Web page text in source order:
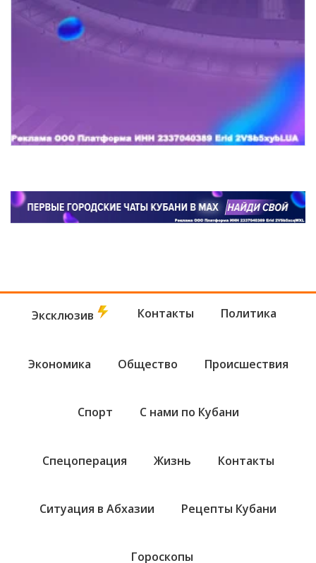
Эксклюзив Контакты Политика
Экономика Общество Происшествия
Спорт С нами по Кубани
Спецоперация Жизнь Контакты
Ситуация в Абхазии Рецепты Кубани
Гороскопы